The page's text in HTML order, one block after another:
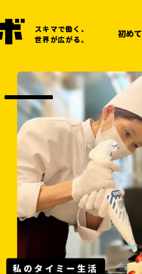
スキマで働く、
世界が広がる。
初め
私のタイミー生活